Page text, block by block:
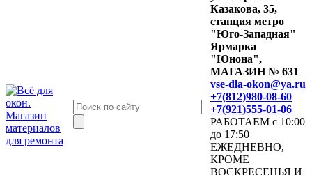
Казакова, 35,
станция метро
"Юго-Западная"
Ярмарка
"Юнона",
МАГАЗИН № 631
vse-dla-okon@ya.ru
+7(812)980-08-60
+7(921)555-01-06
РАБОТАЕМ с 10:00
до 17:50
ЕЖЕДНЕВНО,
КРОМЕ
ВОСКРЕСЕНЬЯ И